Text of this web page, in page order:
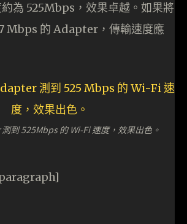
為 525Mbps，效果卓越。如果將
Mbps 的 Adapter，傳輸速度應
到 525Mbps 的 Wi-Fi 速度，效果出色。